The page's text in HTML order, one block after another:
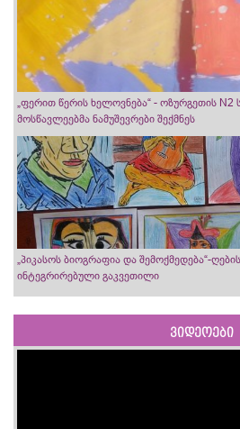
„ფერით წერის ხელოვნება“ - ოზურგეთის
მოსწავლეებმა ნამუშევრები შექმნეს
„პიკასოს ბიოგრაფია და შემოქმედება“-
ინტეგრირებული გაკვეთილი
ვიდეოები